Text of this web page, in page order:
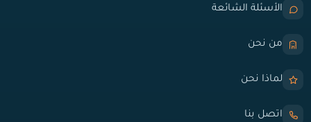
الأسئلة الشائعة
من نحن
لماذا نحن
اتصل بنا